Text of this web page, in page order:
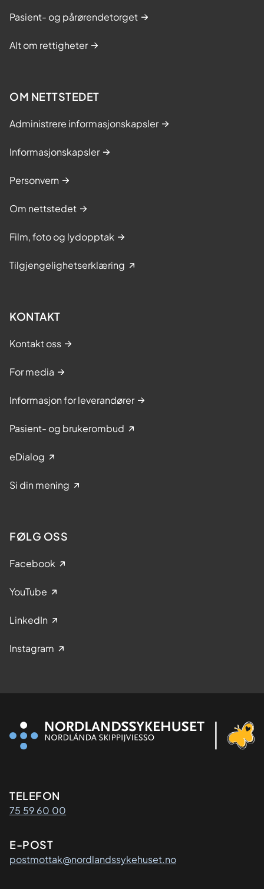
Pasient- og pårørendetorget
Alt om rettigheter
OM NETTSTEDET
Administrere informasjonskapsler
Informasjonskapsler
Personvern
Om nettstedet
Film, foto og lydopptak
Tilgjengelighetserklæring
KONTAKT
Kontakt oss
For media
Informasjon for leverandører
Pasient- og brukerombud
eDialog
Si din mening
FØLG OSS
Facebook
YouTube
LinkedIn
Instagram
Kontaktinformasjon
TELEFON
75 59 60 00
E-POST
postmottak@nordlandssykehuset.no